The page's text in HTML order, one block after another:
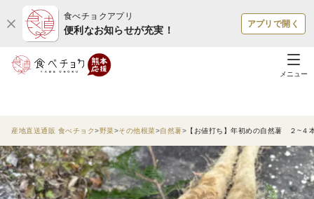
食べチョクアプリ
便利なお知らせが充実！
アプリで開く
メニュー
産地直送通販 食べチョク 野菜 その他根菜 自然薯 【お値打ち】年初めの自然薯 ２~４